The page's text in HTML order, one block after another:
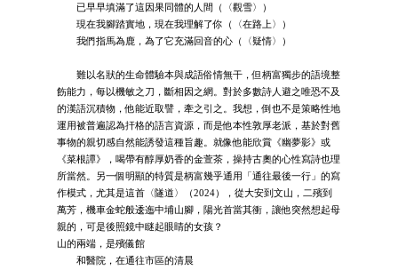
已早早填滿了這因果同體的人間（〈觀雪〉）
現在我腳踏實地，現在我理解了你（〈在路上〉）
我們指馬為鹿，為了它充滿回音的心（〈疑情〉）
難以名狀的生命體驗本與成語俗情無干，但柄富獨步的語境整
飭能力，每以機敏之刀，斷相因之網。對於多數詩人避之唯恐不及
的漢語沉積物，他能近取譬，牽之引之。我想，倒也不是策略性地
運用被普遍認為扞格的語言資源，而是他本性敦厚老派，基於對舊
事物的親切感自然能誘發這種旨趣。就像他能欣賞《幽夢影》或
《菜根譚》，喝帶有醇厚奶香的金萱茶，操持古奧的心性寫詩也理
所當然。另一個明顯的特質是柄富幾乎通用「通往最後一行」的寫
作模式，尤其是這首〈隧道〉（2024），從大安到文山，二殯到
萬芳，機車金蛇般逶迤中埔山腳，陽光首當其衝，讓他突然想起母
親的，可是後照鏡中瞇起眼睛的女孩？
山的兩端，是殯儀館
和醫院，在通往市區的清晨